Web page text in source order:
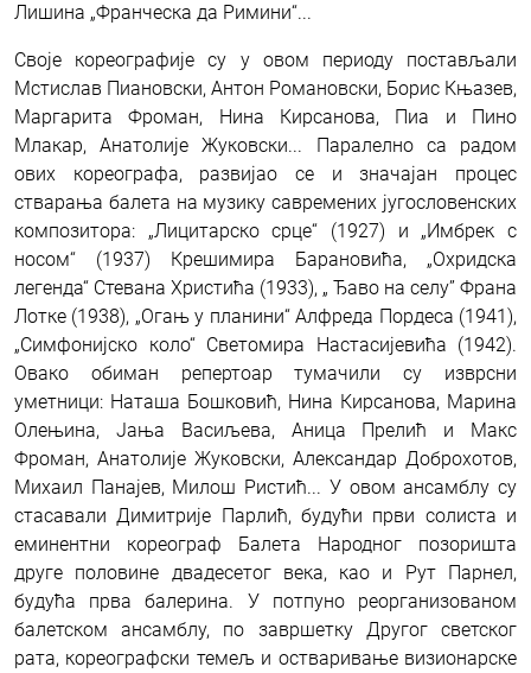
Лишина „Франческа да Римини“...
Своје кореографије су у овом периоду постављали
Мстислав Пиановски, Антон Романовски, Борис Књазев,
Маргарита Фроман, Нина Кирсанова, Пиа и Пино
Млакар, Анатолије Жуковски... Паралелно са радом
ових кореографа, развијао се и значајан процес
стварања балета на музику савремених југословенских
композитора: „Лицитарско срце“ (1927) и „Имбрек с
носом“ (1937) Крешимира Барановића, „Охридска
легенда“ Стевана Христића (1933), „ Ђаво на селу” Франа
Лотке (1938), „Огањ у планини“ Алфреда Пордеса (1941),
„Симфонијско коло“ Светомира Настасијевића (1942).
Овако обиман репертоар тумачили су изврсни
уметници: Наташа Бошковић, Нина Кирсанова, Марина
Олењина, Јања Васиљева, Аница Прелић и Макс
Фроман, Анатолије Жуковски, Александар Доброхотов,
Михаил Панајев, Милош Ристић... У овом ансамблу су
стасавали Димитрије Парлић, будући први солиста и
еминентни кореограф Балета Народног позоришта
друге половине двадесетог века, као и Рут Парнел,
будућа прва балерина. У потпуно реорганизованом
балетском ансамблу, по завршетку Другог светског
рата, кореографски темељ и остваривање визионарске